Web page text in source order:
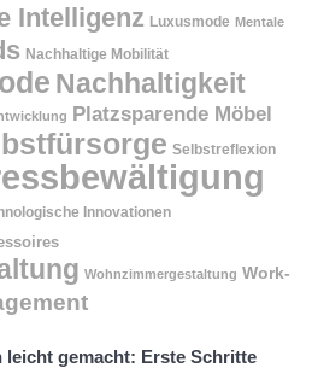
Intelligenz Luxusmode Mentale
Nachhaltige Mobilität
Nachhaltigkeit
Platzsparende Möbel
Selbstreflexion
Innovationen
Wohnzimmergestaltung Work-
leicht gemacht: Erste Schritte